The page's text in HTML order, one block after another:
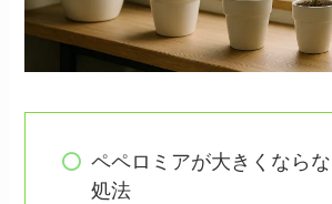
ペペロミアが大きくなら
処法